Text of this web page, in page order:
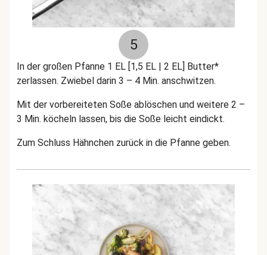
5
In der großen Pfanne 1 EL [1,5 EL | 2 EL] Butter*
zerlassen. Zwiebel darin 3 – 4 Min. anschwitzen.
Mit der vorbereiteten Soße ablöschen und weitere 2 –
3 Min. köcheln lassen, bis die Soße leicht eindickt.
Zum Schluss Hähnchen zurück in die Pfanne geben.